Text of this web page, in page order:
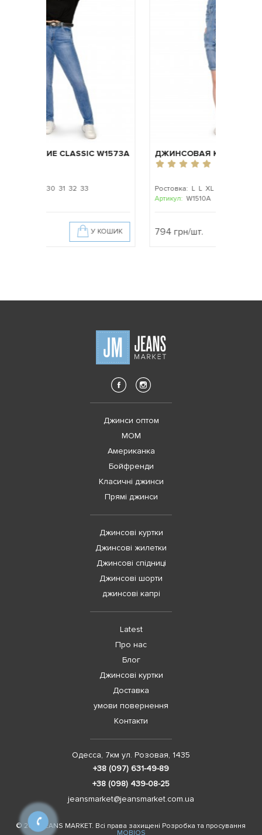
CLASSIC W1573A
29 30 31 32 33
У КОШИК
ДЖИНСОВАЯ КУРТКА W1510A
Ростовка: L L XL XXL XXXL XXXXL
W1510A
794 грн/шт.
Джинси оптом
MOM
Американка
Бойфренди
Класичні джинси
Прямі джинси
Джинсові куртки
Джинсові жилетки
Джинсові спідниці
Джинсові шорти
джинсові капрі
Latest
Про нас
Блог
Джинсові куртки
Доставка
умови повернення
Контакти
Одесса, 7км ул. Розовая, 1435
+38 (097) 631-49-89
+38 (098) 439-08-25
jeansmarket@jeansmarket.com.ua
© 2021 JEANS MARKET. Всі права захищені Розробка та просування
MOBIOS